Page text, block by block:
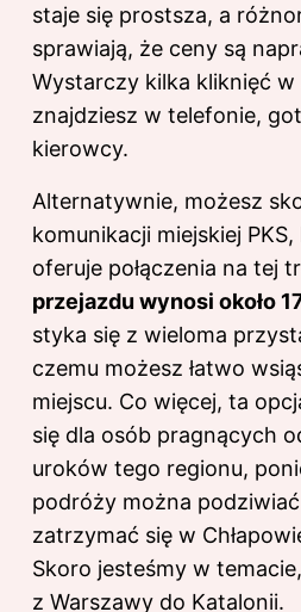
staje się prostsza, a
sprawiają, że ceny są
Wystarczy kilka kliknięć w
znajdziesz w telefonie,
kierowcy.
Alternatywnie, możesz
komunikacji miejskiej
oferuje połączenia na tej
przejazdu wynosi około
styka się z wieloma
czemu możesz łatwo
miejscu. Co więcej, ta
się dla osób pragnących
uroków tego regionu,
podróży można
zatrzymać się w
Skoro jesteśmy w
z Warszawy do Katalonii.